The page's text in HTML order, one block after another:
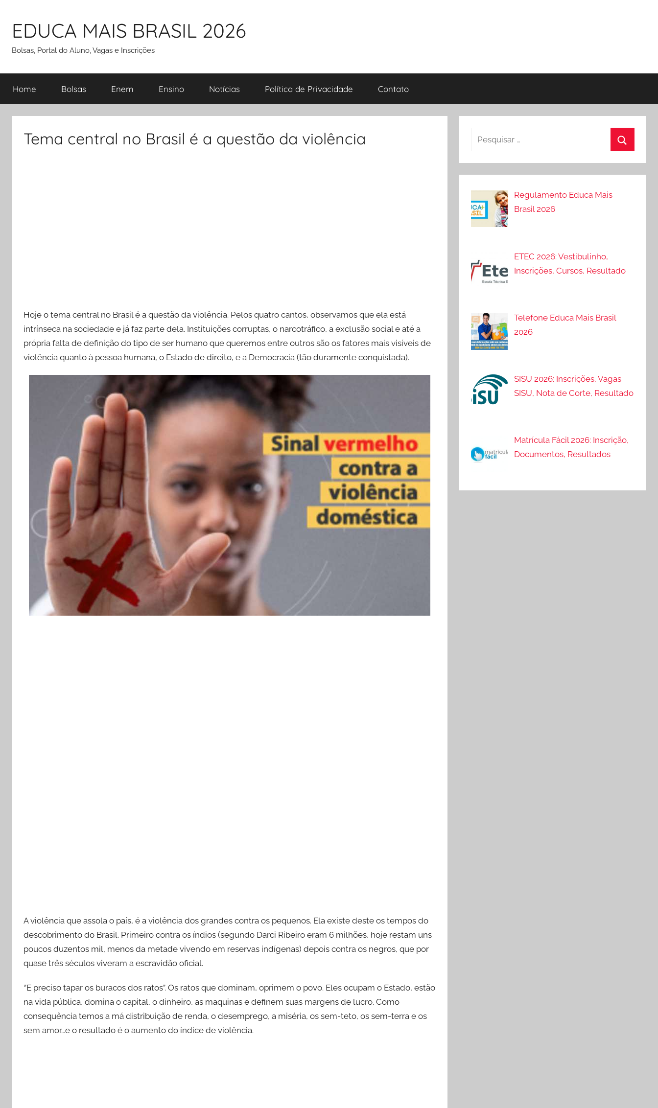
conteúdo
EDUCA MAIS BRASIL 2026
Bolsas, Portal do Aluno, Vagas e Inscrições
Home Bolsas Enem Ensino Notícias Política de Privacidade Contato
Tema central no Brasil é a questão da violência
Hoje o tema central no Brasil é a questão da violência. Pelos quatro cantos, observamos que ela está
intrínseca na sociedade e já faz parte dela. Instituições corruptas, o narcotráfico, a exclusão social e até a
própria falta de definição do tipo de ser humano que queremos entre outros são os fatores mais visíveis de
violência quanto à pessoa humana, o Estado de direito, e a Democracia (tão duramente conquistada).
A violência que assola o país, é a violência dos grandes contra os pequenos. Ela existe deste os tempos do
descobrimento do Brasil. Primeiro contra os índios (segundo Darci Ribeiro eram 6 milhões, hoje restam uns
poucos duzentos mil, menos da metade vivendo em reservas indígenas) depois contra os negros, que por
quase três séculos viveram a escravidão oficial.
‘’E preciso tapar os buracos dos ratos”. Os ratos que dominam, oprimem o povo. Eles ocupam o Estado, estão
na vida pública, domina o capital, o dinheiro, as maquinas e definem suas margens de lucro. Como
consequência temos a má distribuição de renda, o desemprego, a miséria, os sem-teto, os sem-terra e os
sem amor…e o resultado é o aumento do índice de violência.
Pesquisar
Regulamento Educa Mais
Brasil 2026
ETEC 2026: Vestibulinho,
Inscrições, Cursos, Resultado
Telefone Educa Mais Brasil
2026
SISU 2026: Inscrições, Vagas
SISU, Nota de Corte, Resultado
Matrícula Fácil 2026: Inscrição,
Documentos, Resultados